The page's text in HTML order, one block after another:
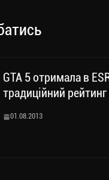
GTA 5 отримала в
традиційний рейтинг
01.08.2013